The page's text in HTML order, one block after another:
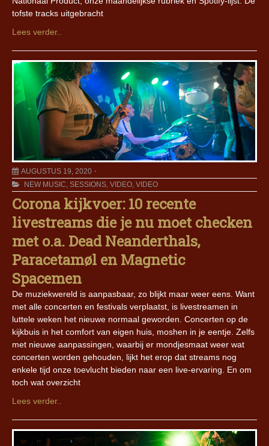
tofste tracks uitgebracht
Lees verder..
AUGUSTUS 19, 2020
NEW MUSIC, SESSIONS, VIDEO, VIDEO
Corona kijkvoer: 10 recente
livestreams die je nu moet checken
met o.a. Dead Neanderthals,
Paracetamøl en Magnetic
Spacemen
De muziekwereld is aanpasbaar, zo blijkt maar weer eens. Want
met alle concerten en festivals verplaatst, is livestreamen in
luttele weken het nieuwe normaal geworden. Concerten op de
kijkbuis in het comfort van eigen huis, moshen in je eentje. Zelfs
met nieuwe aanpassingen, waarbij er mondjesmaat weer wat
concerten worden gehouden, lijkt het erop dat streams nog
enkele tijd onze toevlucht bieden naar een live-ervaring. En om
toch wat overzicht
Lees verder..